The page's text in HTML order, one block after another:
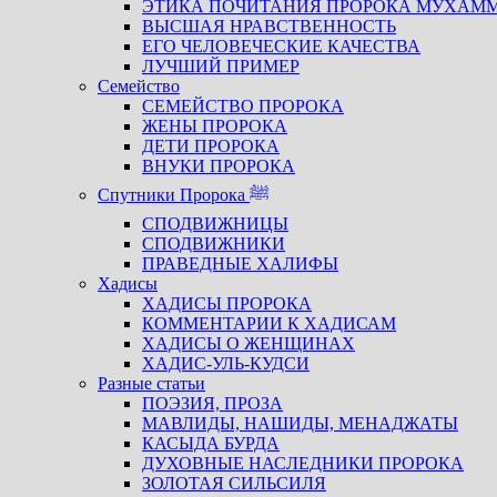
ЭТИКА ПОЧИТАНИЯ ПРОРОКА
ВЫСШАЯ НРАВСТВЕННОСТЬ
ЕГО ЧЕЛОВЕЧЕСКИЕ КАЧЕСТВА
ЛУЧШИЙ ПРИМЕР
Семейство
СЕМЕЙСТВО ПРОРОКА
ЖЕНЫ ПРОРОКА
ДЕТИ ПРОРОКА
ВНУКИ ПРОРОКА
Спутники Пророка ﷺ
СПОДВИЖНИЦЫ
СПОДВИЖНИКИ
ПРАВЕДНЫЕ ХАЛИФЫ
Хадисы
ХАДИСЫ ПРОРОКА
КОММЕНТАРИИ К ХАДИСАМ
ХАДИСЫ О ЖЕНЩИНАХ
ХАДИС-УЛЬ-КУДСИ
Разные статьи
ПОЭЗИЯ, ПРОЗА
МАВЛИДЫ, НАШИДЫ, МЕНАДЖАТЫ
КАСЫДА БУРДА
ДУХОВНЫЕ НАСЛЕДНИКИ ПРОРОКА
ЗОЛОТАЯ СИЛЬСИЛЯ